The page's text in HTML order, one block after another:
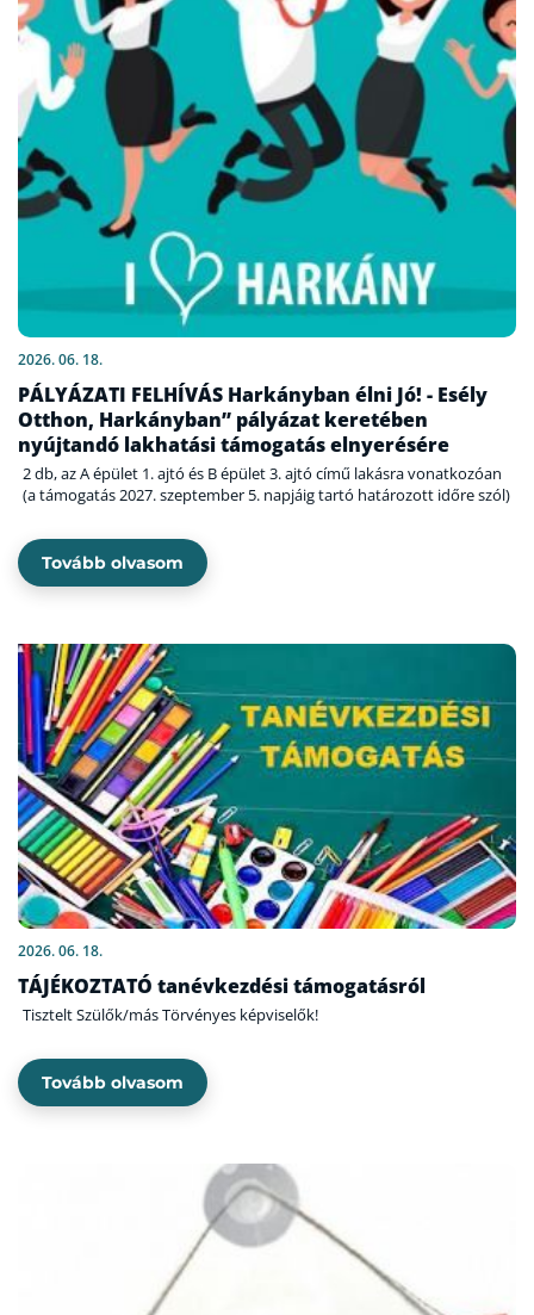
2026. 06. 18.
PÁLYÁZATI FELHÍVÁS Harkányban élni Jó! - Esély
Otthon, Harkányban” pályázat keretében
nyújtandó lakhatási támogatás elnyerésére
2 db, az A épület 1. ajtó és B épület 3. ajtó című lakásra vonatkozóan
(a támogatás 2027. szeptember 5. napjáig tartó határozott időre szól)
Tovább olvasom
2026. 06. 18.
TÁJÉKOZTATÓ tanévkezdési támogatásról
Tisztelt Szülők/más Törvényes képviselők!
Tovább olvasom